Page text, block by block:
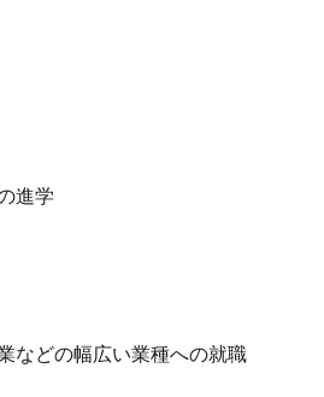
進学
などの幅広い業種への就職